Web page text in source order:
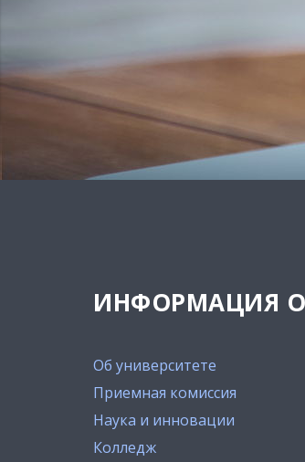
ИНФОРМАЦИЯ О
Об университете
Приемная комиссия
Наука и инновации
Колледж